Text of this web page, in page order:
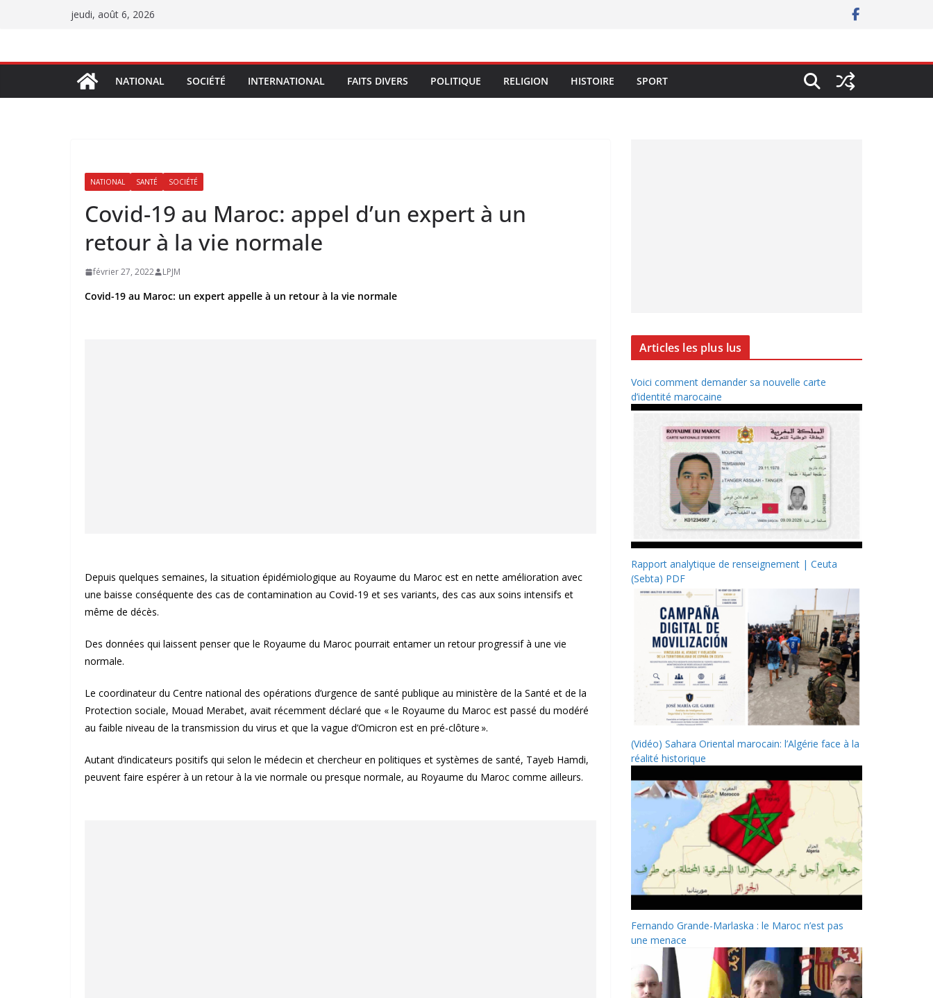
jeudi, août 6, 2026
NATIONAL SOCIÉTÉ INTERNATIONAL FAITS DIVERS POLITIQUE RELIGION HISTOIRE SPORT
NATIONAL SANTÉ SOCIÉTÉ
Covid-19 au Maroc: appel d’un expert à un
retour à la vie normale
février 27, 2022 LPJM
Covid-19 au Maroc: un expert appelle à un retour à la vie normale
Depuis quelques semaines, la situation épidémiologique au Royaume du Maroc est en nette amélioration avec
une baisse conséquente des cas de contamination au Covid-19 et ses variants, des cas aux soins intensifs et
même de décès.
Des données qui laissent penser que le Royaume du Maroc pourrait entamer un retour progressif à une vie
normale.
Le coordinateur du Centre national des opérations d’urgence de santé publique au ministère de la Santé et de la
Protection sociale, Mouad Merabet, avait récemment déclaré que « le Royaume du Maroc est passé du modéré
au faible niveau de la transmission du virus et que la vague d’Omicron est en pré-clôture ».
Autant d’indicateurs positifs qui selon le médecin et chercheur en politiques et systèmes de santé, Tayeb Hamdi,
peuvent faire espérer à un retour à la vie normale ou presque normale, au Royaume du Maroc comme ailleurs.
Articles les plus lus
Voici comment demander sa nouvelle carte
d’identité marocaine
Rapport analytique de renseignement | Ceuta
(Sebta) PDF
(Vidéo) Sahara Oriental marocain: l’Algérie face à la
réalité historique
Fernando Grande-Marlaska : le Maroc n’est pas
une menace